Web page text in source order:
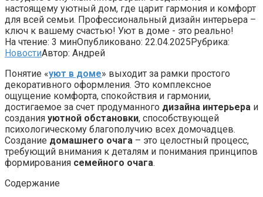
настоящему уютный дом, где царит гармония и комфорт
для всей семьи. Профессиональный дизайн интерьера –
ключ к вашему счастью! Уют в доме - это реально!
На чтение: 3 минОпубликовано: 22.04.2025Рубрика:
НовостиАвтор: Андрей
Понятие «уют в доме» выходит за рамки простого
декоративного оформления. Это комплексное
ощущение комфорта, спокойствия и гармонии,
достигаемое за счет продуманного дизайна интерьера и
создания уютной обстановки, способствующей
психологическому благополучию всех домочадцев.
Создание домашнего очага – это целостный процесс,
требующий внимания к деталям и понимания принципов
формирования семейного очага.
Содержание